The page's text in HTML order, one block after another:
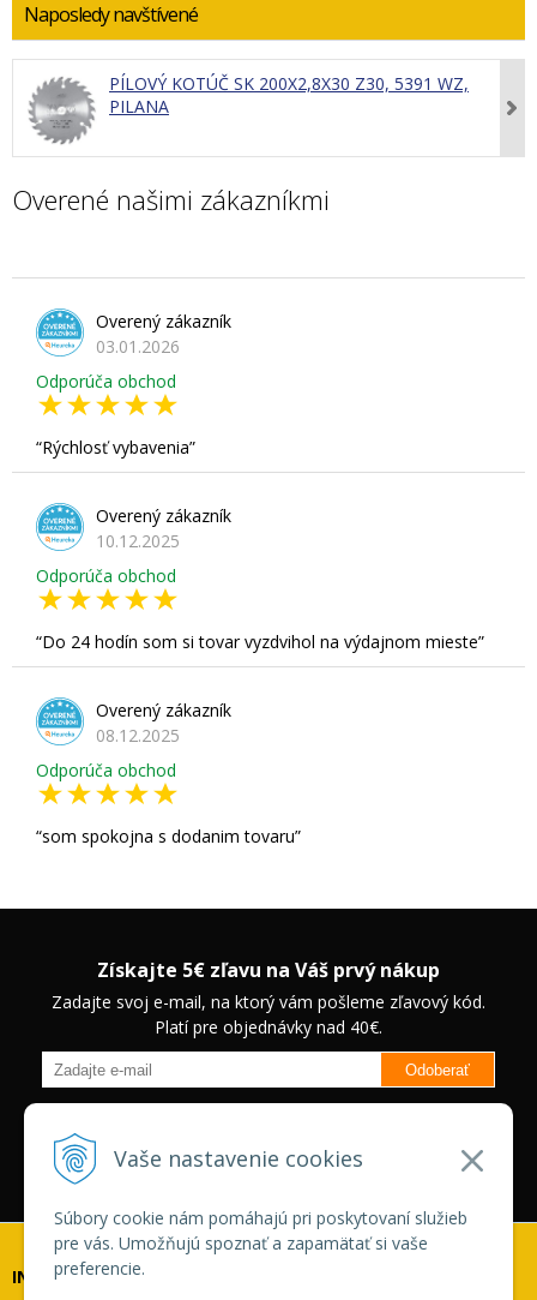
Vaše nastavenie cookies
Súbory cookie nám pomáhajú pri poskytovaní služieb
pre vás. Umožňujú spoznať a zapamätať si vaše
preferencie.
Naposledy navštívené
PÍLOVÝ KOTÚČ SK 200X2,8X30 Z30, 5391 WZ,
PILANA
Overené našimi zákazníkmi
Overený zákazník
03.01.2026
Odporúča obchod
Rýchlosť vybavenia
Overený zákazník
10.12.2025
Odporúča obchod
Do 24 hodín som si tovar vyzdvihol na výdajnom mieste
Overený zákazník
08.12.2025
Odporúča obchod
som spokojna s dodanim tovaru
Získajte 5€ zľavu na Váš prvý nákup
Zadajte svoj e-mail, na ktorý vám pošleme zľavový kód.
Platí pre objednávky nad 40€.
Odoberať
zľavách na vybrané produkty.
Neplatí pre Veľkoobchodných
zákazníkov.
INFOLINKA